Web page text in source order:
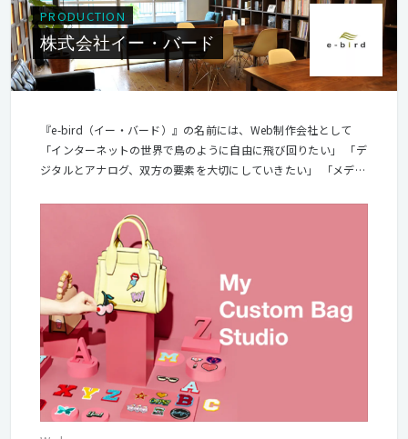
PRODUCTION
株式会社イー・バード
『e-bird（イー・バード）』の名前には、Web制作会社として
「インターネットの世界で鳥のように自由に飛び回りたい」 「デ
ジタルとアナログ、双方の要素を大切にしていきたい」 「メディ
展するWEB制作業界で果敢にチャレンジをしつつ、心のこもった
温かいWeb制作サービスを提供しつづける存在でありたいと考え
ています。 企業のブランドサイトから、CMSやECのシステム開
発、iPhoneアプリやタブレット型PC向けアプリの開発、映像制
作などWEBコンテンツの制作を、企画から制作、運営までワンス
トップで行っています。 また、最近では海外案件なども多く制作
しています。 WEBサイトをただ作るだけではなく、クライアン
ト様のご要望を丁寧にヒアリングしながら、&quot;本当の課題
&quot;を見極め、&quot;期待を超えるモノ&quot;をご提案して
いきたい。そのためにクリエイティブのクオリティには徹底的に